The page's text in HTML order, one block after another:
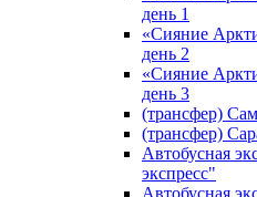
день 1
«Сияние
день 2
«Сияние
день 3
(трансфер)
(трансфер)
Автобусная
экспресс"
Автобусная